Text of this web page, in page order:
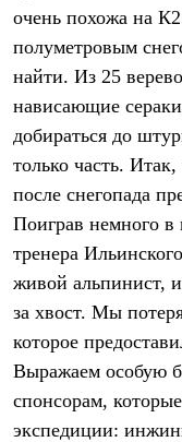
Жилеты
Утепленная
Брюки
Штормовая одежда
Софтшелл одежда
Куртки
Брюки
Лёгкая одежда
Рубашки
Футболки
Брюки
Термобелье
Теплое термобелье
Среднее термобелье
Легкое термобелье
Флисовая одежда
очень похожа на
полуметровым
найти. Из 25
нависающие
добираться до
только часть.
после снегопада
Поиграв немного в
тренера
живой альпинист,
за хвост. Мы
которое
Выражаем особую
спонсорам,
экспедиции: